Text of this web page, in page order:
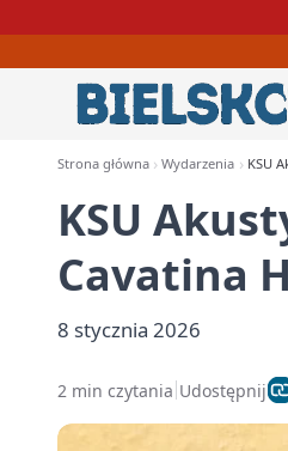
Strona główna Wydarzenia KSU
KSU
Cavatina
8 stycznia 2026
2 min czytania Udostępnij